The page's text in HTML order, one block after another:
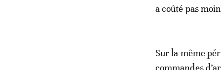
a coûté pas
Sur la même
commandes